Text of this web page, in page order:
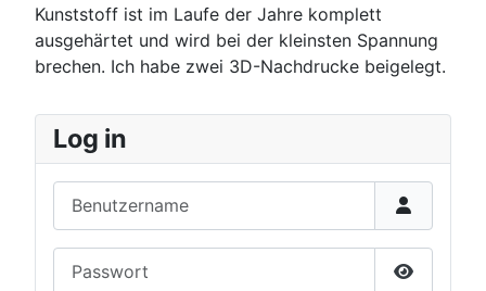
Kunststoff ist im Laufe der Jahre komplett
ausgehärtet und wird bei der kleinsten Spannung
brechen. Ich habe zwei 3D-Nachdrucke beigelegt.
Log in